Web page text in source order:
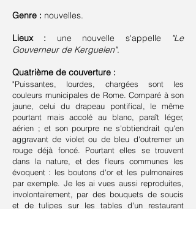
Genre : nouvelles.
Lieux : une nouvelle s'appelle
"Le
Gouverneur de Kerguelen".
Quatrième de couverture :
"Puissantes, lourdes, chargées sont les
couleurs municipales de Rome. Comparé à son
jaune, celui du drapeau pontifical, le même
pourtant mais accolé au blanc, paraît léger,
aérien ; et son pourpre ne s'obtiendrait qu'en
aggravant de violet ou de bleu d'outremer un
rouge déjà foncé. Pourtant elles se trouvent
dans la nature, et des fleurs communes les
évoquent : les boutons d'or et les pulmonaires
par exemple. Je les ai vues aussi reproduites,
involontairement, par des bouquets de soucis
et de tulipes sur les tables d'un restaurant